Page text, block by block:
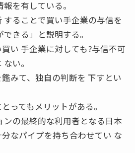
を有している。
することで買い手企業の与信を
きる」と説明する。
い 手企業に対しても?与信不可
い。
みて、独自の判断を 下すとい
ってもメリットがある。
ンの最終的な利用者となる日本
なパイプを持ち合わせてい な